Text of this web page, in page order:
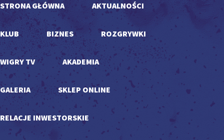
STRONA GŁÓWNA AKTUALNOŚCI
KLUB BIZNES ROZGRYWKI
WIGRY TV AKADEMIA
GALERIA SKLEP ONLINE
RELACJE INWESTORSKIE